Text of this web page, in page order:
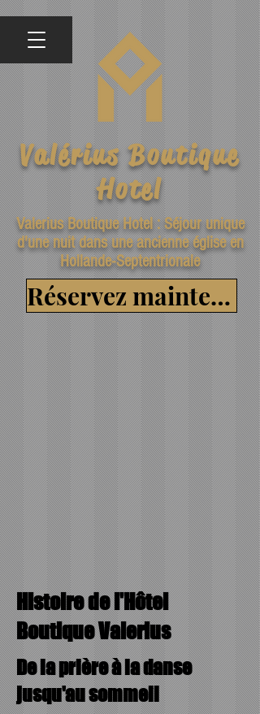
Réservez maintenant
Valérius Boutique
Hotel
Valerius Boutique Hotel : Séjour unique
d'une nuit dans une ancienne église en
Hollande-Septentrionale
Histoire de l'Hôtel
Boutique Valerius
De la prière à la danse
jusqu'au sommeil